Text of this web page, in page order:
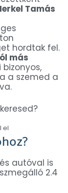
Tamás
hordtak fel.
más
a szemed a
el
autóval is
2.4